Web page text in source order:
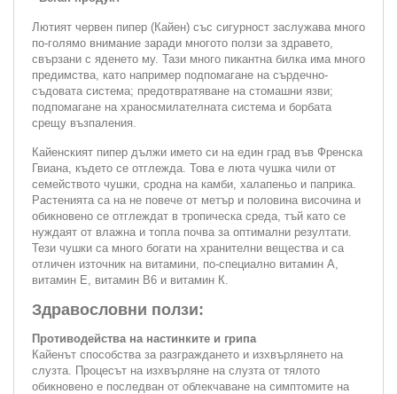
Лютият червен пипер (Кайен) със сигурност заслужава много
по-голямо внимание заради многото ползи за здравето,
свързани с яденето му. Тази много пикантна билка има много
предимства, като например подпомагане на сърдечно-
съдовата система; предотвратяване на стомашни язви;
подпомагане на храносмилателната система и борбата
срещу възпаления.
Кайенският пипер дължи името си на един град във Френска
Гвиана, където се отглежда. Това е люта чушка чили от
семейството чушки, сродна на камби, халапеньо и паприка.
Растенията са на не повече от метър и половина височина и
обикновено се отглеждат в тропическа среда, тъй като се
нуждаят от влажна и топла почва за оптимални резултати.
Тези чушки са много богати на хранителни вещества и са
отличен източник на витамини, по-специално витамин А,
витамин Е, витамин В6 и витамин К.
Здравословни ползи:
Противодейства на настинките и грипа
Кайенът способства за разграждането и изхвърлянето на
слузта. Процесът на изхвърляне на слузта от тялото
обикновено е последван от облекчаване на симптомите на